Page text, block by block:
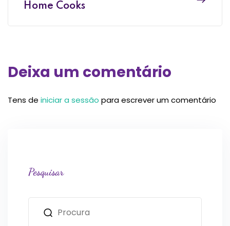
Home Cooks
Deixa um comentário
Tens de iniciar a sessão para escrever um comentário
Pesquisar